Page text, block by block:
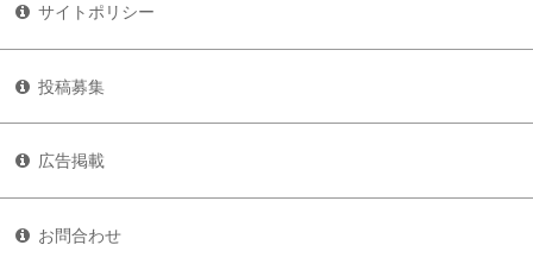
サイトポリシー
投稿募集
広告掲載
お問合わせ